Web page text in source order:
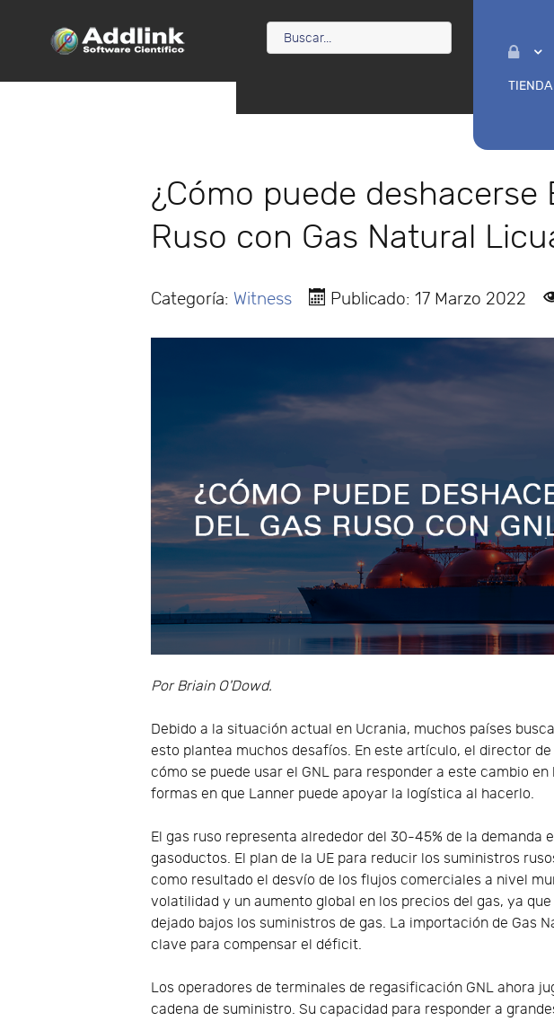
TIENDA
¿Cómo puede deshacerse
Ruso con Gas Natural
Categoría: Witness Publicado: 17 Marzo 2022
Por Briain O'Dowd.
Debido a la situación actual en Ucrania, muchos países
esto plantea muchos desafíos. En este artículo, el director de
cómo se puede usar el GNL para responder a este cambio
formas en que Lanner puede apoyar la logística al hacerlo.
El gas ruso representa alrededor del 30-45% de la demanda
gasoductos. El plan de la UE para reducir los suministros
como resultado el desvío de los flujos comerciales a nivel
volatilidad y un aumento global en los precios del gas, ya
dejado bajos los suministros de gas. La importación de Gas
clave para compensar el déficit.
Los operadores de terminales de regasificación GNL ahora
cadena de suministro. Su capacidad para responder a